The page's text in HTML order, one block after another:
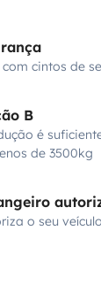
cintos de
B
é
de 3500kg
o seu